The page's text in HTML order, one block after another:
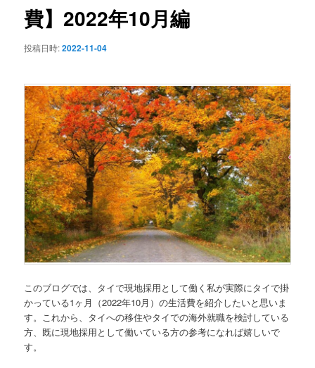
ョ
ン
費】2022年10月編
投稿日時:2022-11-04
このブログでは、 タイで現地採用として働く私が実際にタイで掛
かっている1ヶ月（2022年10月）の生活費を紹介したいと思いま
す。これから、タイへの移住やタイでの海外就職を検討している
方、既に現地採用として働いている方の参考になれば嬉しいで
す。